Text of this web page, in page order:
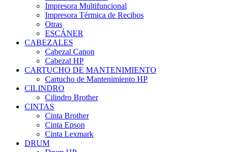
Impresora Multifuncional
Impresora Térmica de Recibos
Otras
ESCÁNER
CABEZALES
Cabezal Canon
Cabezal HP
CARTUCHO DE MANTENIMIENTO
Cartucho de Mantenimiento HP
CILINDRO
Cilindro Brother
CINTAS
Cinta Brother
Cinta Epson
Cinta Lexmark
DRUM